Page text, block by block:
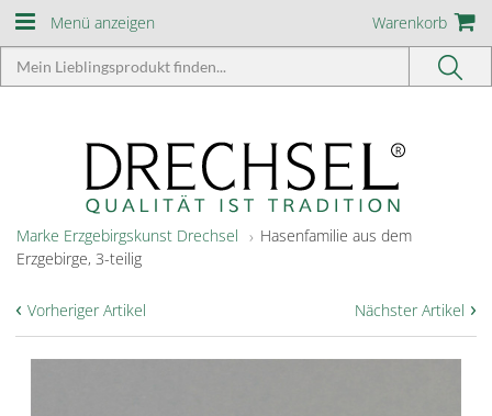
Menü anzeigen Warenkorb
Marke Erzgebirgskunst Drechsel
Hasenfamilie aus dem
Erzgebirge, 3-teilig
Nächster Artikel ›
‹ Vorheriger Artikel